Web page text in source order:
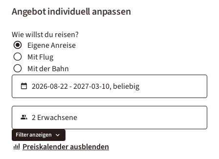
Angebot individuell anpassen
Wie willst du reisen?
Eigene Anreise
Mit Flug
Mit der Bahn
Filter anzeigen
Preiskalender ausblenden